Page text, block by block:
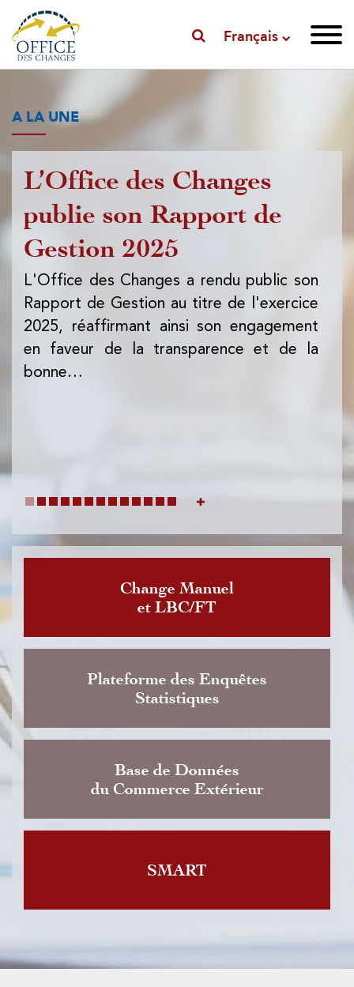
Français
A LA UNE
L’Office des Changes
publie son Rapport de
Gestion 2025
L'Office des Changes a rendu public son
Rapport de Gestion au titre de l'exercice
2025, réaffirmant ainsi son engagement
en faveur de la transparence et de la
bonne…
Change Manuel
et LBC/FT
Plateforme des Enquêtes
Statistiques
Base de Données
du Commerce Extérieur
SMART